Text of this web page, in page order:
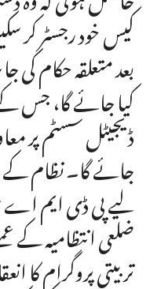
کیس خود رجسٹر
بعد متعلقہ حکام
کیا جائے گا، جس
ڈیجیٹل سسٹم پر
جائے گا۔ نظام کے
لیے پی ڈی ایم اے
ضلعی انتظامیہ کے
تربیتی پروگرام کا